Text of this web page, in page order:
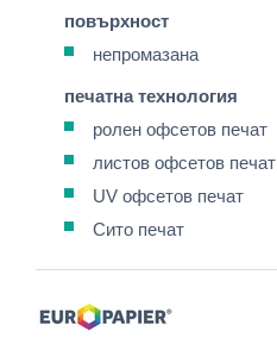
повърхност
непромазана
печатна технология
ролен офсетов печат
листов офсетов печат
UV офсетов печат
Сито печат